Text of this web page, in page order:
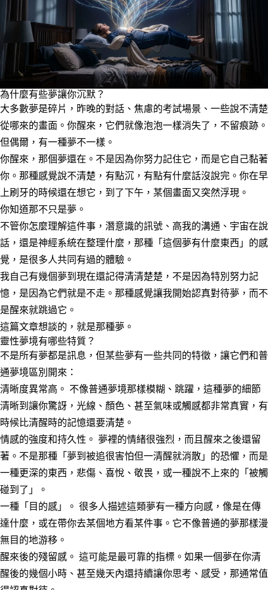
為什麼有些夢讓你沉默？
大多數夢是碎片，昨晚的對話、焦慮的考試場景、一些說不清楚
從哪來的畫面。你醒來，它們就像泡泡一樣消失了，不留痕跡。
但偶爾，有一種夢不一樣。
你醒來，那個夢還在。不是因為你努力記住它，而是它自己黏著
你。那種感覺說不清楚，有點沉，有點有什麼話沒說完。你在早
上刷牙的時候還在想它，到了下午，某個畫面又突然浮現。
你知道那不只是夢。
不管你怎麼理解這件事，潛意識的訊號、高我的溝通、宇宙在說
話，還是神經系統在整理什麼，那種「這個夢有什麼東西」的感
覺，是很多人共同有過的體驗。
我自己有幾個夢到現在還記得清清楚楚，不是因為特別努力記
憶，是因為它們就是不走。那種感覺讓我開始認真對待夢，而不
是醒來就跳過它。
這篇文章想談的，就是那種夢。
靈性夢境有哪些特質？
不是所有夢都是訊息，但某些夢有一些共同的特徵，讓它們和普
通夢境區別開來：
清晰度異常高。 不像普通夢境那樣模糊、跳躍，這種夢的細節
清晰到讓你驚訝，光線、顏色、甚至氣味或觸感都非常真實，有
時候比清醒時的記憶還要清楚。
情感的強度和持久性。 夢裡的情緒很強烈，而且醒來之後還留
著。不是那種「夢到被追很害怕但一清醒就消散」的恐懼，而是
一種更深的東西，悲傷、喜悅、敬畏，或一種說不上來的「被觸
碰到了」。
一種「目的感」。 很多人描述這類夢有一種方向感，像是在傳
達什麼，或在帶你去某個地方看某件事。它不像普通的夢那樣漫
無目的地游移。
醒來後的殘留感。 這可能是最可靠的指標。如果一個夢在你清
醒後的幾個小時、甚至幾天內還持續讓你思考、感受，那通常值